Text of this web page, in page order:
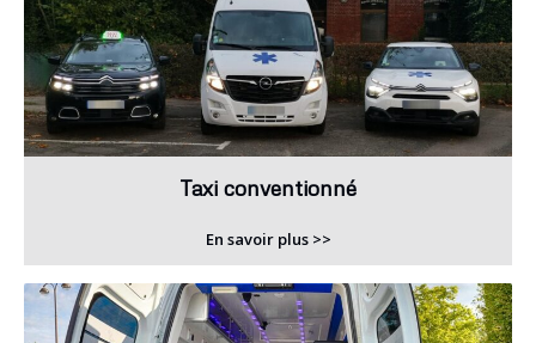
Taxi conventionné
En savoir plus >>